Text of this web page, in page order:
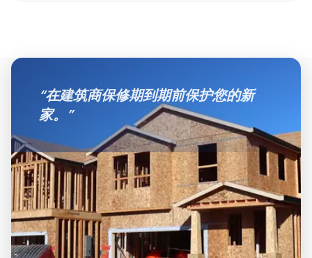
“在建筑商保修期到期前保护您的新
家。 ”